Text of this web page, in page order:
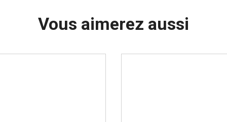
Vous aimerez aussi